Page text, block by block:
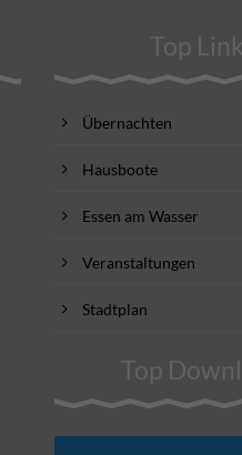
Top
Übernachten
Hausboote
Essen am Wasser
Veranstaltungen
Stadtplan
Top